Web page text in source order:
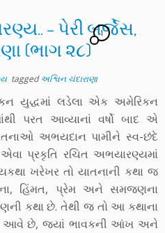
– પેરી બર્જેસ,
(ભાગ ૨૮)
1
taggedઅશ્વિન ચંદારાણા
યુદ્ધમાં લડેલા એક અમેરિકન
પરત આવ્યાનાં વર્ષો બાદ એ
અભયદાન પામીને સ્વ-છંદે
પ્રકૃતિ રચિત અભયારણ્યમાં
ખરેખર તો યાતનાની કથા જ
હિંમત, પ્રેમ અને સમજણના
કથા છે. તેથી જ તો આ કથાના
આવે છે, જ્યાં ભાવકની આંખ અને